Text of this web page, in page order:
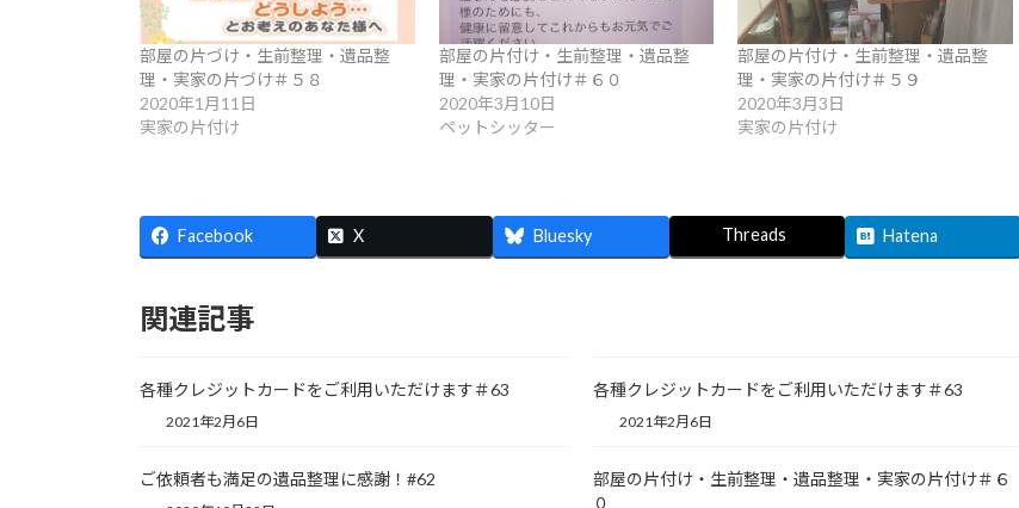
部屋の片づけ・生前整理・遺品整
理・実家の片づけ＃５８
2020年1月11日
実家の片付け
部屋の片付け・生前整理・遺品整
理・実家の片付け＃６０
2020年3月10日
ペットシッター
部屋の片付け・生前整理・遺品整
理・実家の片付け＃５９
2020年3月3日
実家の片付け
Facebook X Bluesky Threads Hatena
関連記事
各種クレジットカードをご利用いただけます＃63
2021年2月6日
各種クレジットカードをご利用いただけます＃63
2021年2月6日
ご依頼者も満足の遺品整理に感謝！#62
部屋の片付け・生前整理・遺品整理・実家の片付け＃６
０